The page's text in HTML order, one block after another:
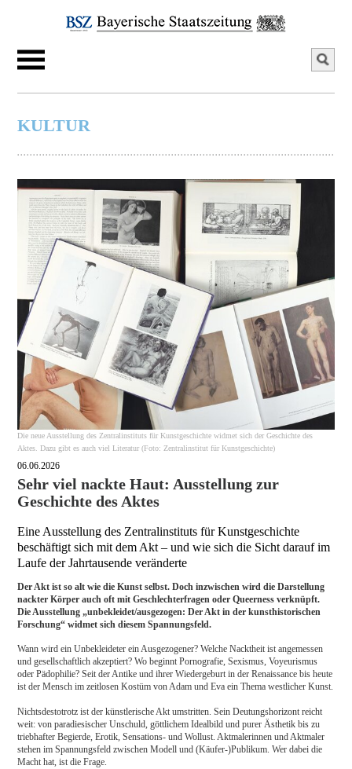
KULTUR
Die neue Ausstellung des Zentralinstituts für Kunstgeschichte widmet sich der Geschichte des
Aktes. Dazu gibt es auch viel Literatur (Foto: Zentralinstitut für Kunstgeschichte)
06.06.2026
Sehr viel nackte Haut: Ausstellung zur
Geschichte des Aktes
Eine Ausstellung des Zentralinstituts für Kunstgeschichte
beschäftigt sich mit dem Akt – und wie sich die Sicht darauf im
Laufe der Jahrtausende veränderte
Der Akt ist so alt wie die Kunst selbst. Doch inzwischen wird die Darstellung
nackter Körper auch oft mit Geschlechterfragen oder Queerness verknüpft.
Die Ausstellung „unbekleidet/ausgezogen: Der Akt in der kunsthistorischen
Forschung“ widmet sich diesem Spannungsfeld.
Wann wird ein Unbekleideter ein Ausgezogener? Welche Nacktheit ist angemessen
und gesellschaftlich akzeptiert? Wo beginnt Pornografie, Sexismus, Voyeurismus
oder Pädophilie? Seit der Antike und ihrer Wiedergeburt in der Renaissance bis heute
ist der Mensch im zeitlosen Kostüm von Adam und Eva ein Thema westlicher Kunst.
Nichtsdestotrotz ist der künstlerische Akt umstritten. Sein Deutungshorizont reicht
weit: von paradiesischer Unschuld, göttlichem Idealbild und purer Ästhetik bis zu
triebhafter Begierde, Erotik, Sensations- und Wollust. Aktmalerinnen und Aktmaler
stehen im Spannungsfeld zwischen Modell und (Käufer-)Publikum. Wer dabei die
Macht hat, ist die Frage.